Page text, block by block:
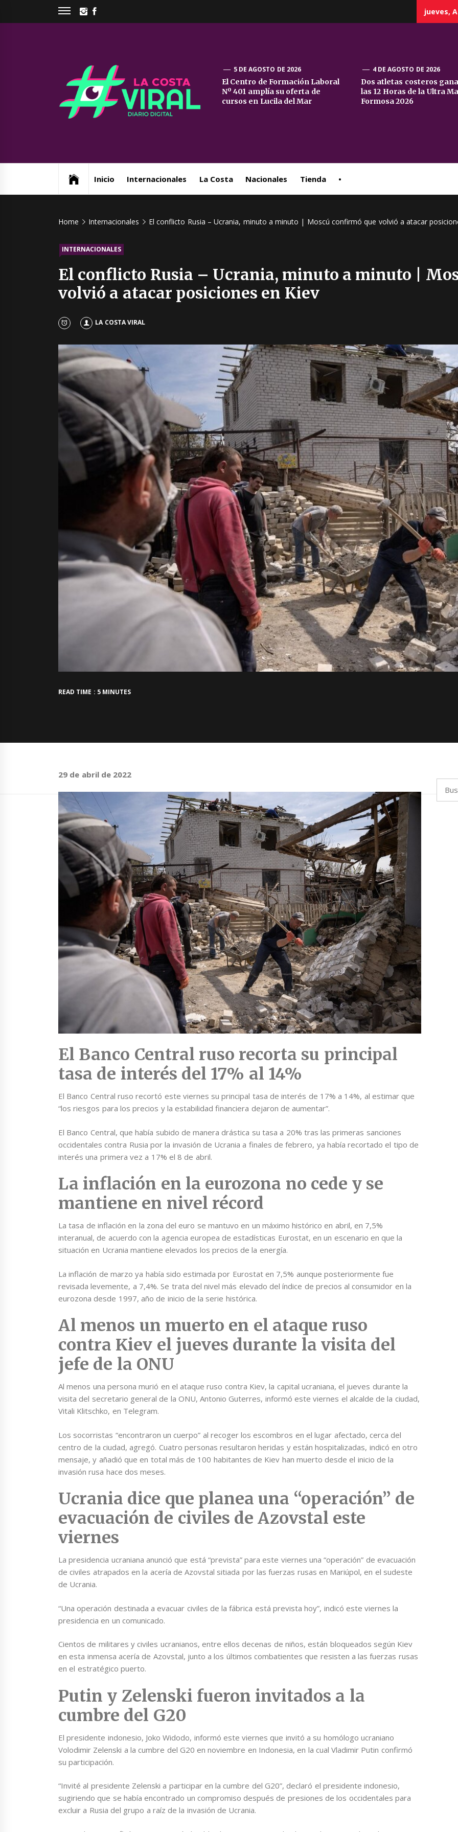
INSTAGRAM
jueves,
La
Costa
5 DE AGOSTO DE 2026
El Centro de Formación Laboral
Nº 401 amplía su oferta de
cursos en Lucila del Mar
4 DE AGOSTO DE 2026
Dos atletas costeros
las 12 Horas de la Ultra
Formosa 2026
Inicio Internacionales La Costa Nacionales Tienda •
Home Internacionales El conflicto Rusia – Ucrania, minuto a minuto | Moscú confirmó que volvió a atacar
INTERNACIONALES
El conflicto Rusia – Ucrania, minuto a minuto |
volvió a atacar posiciones en Kiev
LA COSTA VIRAL
READ TIME : 5 MINUTES
29 de abril de 2022
El Banco Central ruso recorta su principal
tasa de interés del 17% al 14%
El Banco Central ruso recortó este viernes su principal tasa de interés de 17% a 14%, al estimar que
“los riesgos para los precios y la estabilidad financiera dejaron de aumentar”.
El Banco Central, que había subido de manera drástica su tasa a 20% tras las primeras sanciones
occidentales contra Rusia por la invasión de Ucrania a finales de febrero, ya había recortado el tipo de
interés una primera vez a 17% el 8 de abril.
La inflación en la eurozona no cede y se
mantiene en nivel récord
La tasa de inflación en la zona del euro se mantuvo en un máximo histórico en abril, en 7,5%
interanual, de acuerdo con la agencia europea de estadísticas Eurostat, en un escenario en que la
situación en Ucrania mantiene elevados los precios de la energía.
La inflación de marzo ya había sido estimada por Eurostat en 7,5% aunque posteriormente fue
revisada levemente, a 7,4%. Se trata del nivel más elevado del índice de precios al consumidor en la
eurozona desde 1997, año de inicio de la serie histórica.
Al menos un muerto en el ataque ruso
contra Kiev el jueves durante la visita del
jefe de la ONU
Al menos una persona murió en el ataque ruso contra Kiev, la capital ucraniana, el jueves durante la
visita del secretario general de la ONU, Antonio Guterres, informó este viernes el alcalde de la ciudad,
Vitali Klitschko, en Telegram.
Los socorristas “encontraron un cuerpo” al recoger los escombros en el lugar afectado, cerca del
centro de la ciudad, agregó. Cuatro personas resultaron heridas y están hospitalizadas, indicó en otro
mensaje, y añadió que en total más de 100 habitantes de Kiev han muerto desde el inicio de la
invasión rusa hace dos meses.
Ucrania dice que planea una “operación” de
evacuación de civiles de Azovstal este
viernes
La presidencia ucraniana anunció que está “prevista” para este viernes una “operación” de evacuación
de civiles atrapados en la acería de Azovstal sitiada por las fuerzas rusas en Mariúpol, en el sudeste
de Ucrania.
“Una operación destinada a evacuar civiles de la fábrica está prevista hoy”, indicó este viernes la
presidencia en un comunicado.
Cientos de militares y civiles ucranianos, entre ellos decenas de niños, están bloqueados según Kiev
en esta inmensa acería de Azovstal, junto a los últimos combatientes que resisten a las fuerzas rusas
en el estratégico puerto.
Putin y Zelenski fueron invitados a la
cumbre del G20
El presidente indonesio, Joko Widodo, informó este viernes que invitó a su homólogo ucraniano
Volodimir Zelenski a la cumbre del G20 en noviembre en Indonesia, en la cual Vladimir Putin confirmó
su participación.
“Invité al presidente Zelenski a participar en la cumbre del G20”, declaró el presidente indonesio,
sugiriendo que se había encontrado un compromiso después de presiones de los occidentales para
excluir a Rusia del grupo a raíz de la invasión de Ucrania.